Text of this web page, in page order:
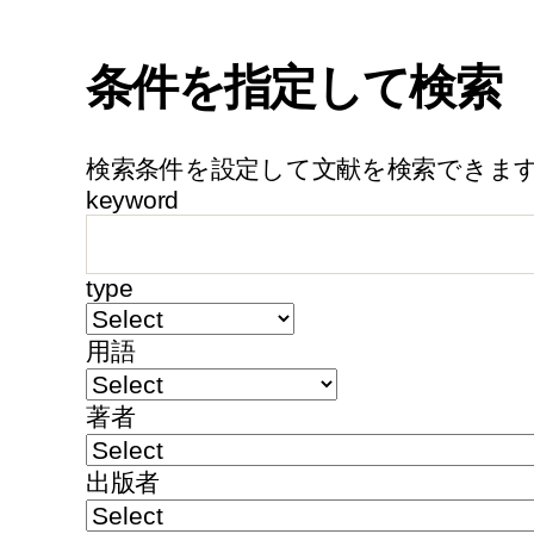
条件を指定して検索
検索条件を設定して文献を検索できま
keyword
type
用語
著者
出版者